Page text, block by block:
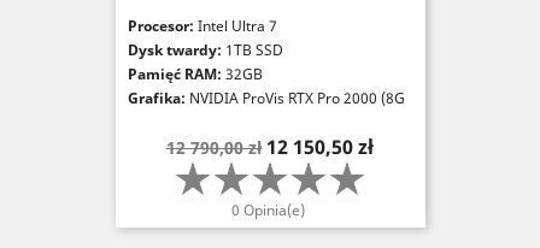
Procesor: Intel Ultra 7
Dysk twardy: 1TB SSD
Pamięć RAM: 32GB
Grafika: NVIDIA ProVis RTX Pro 2000 (8G
Cena
podstawowa
12 790,00 zł Cena
12 150,50 zł
0 Opinia(e)